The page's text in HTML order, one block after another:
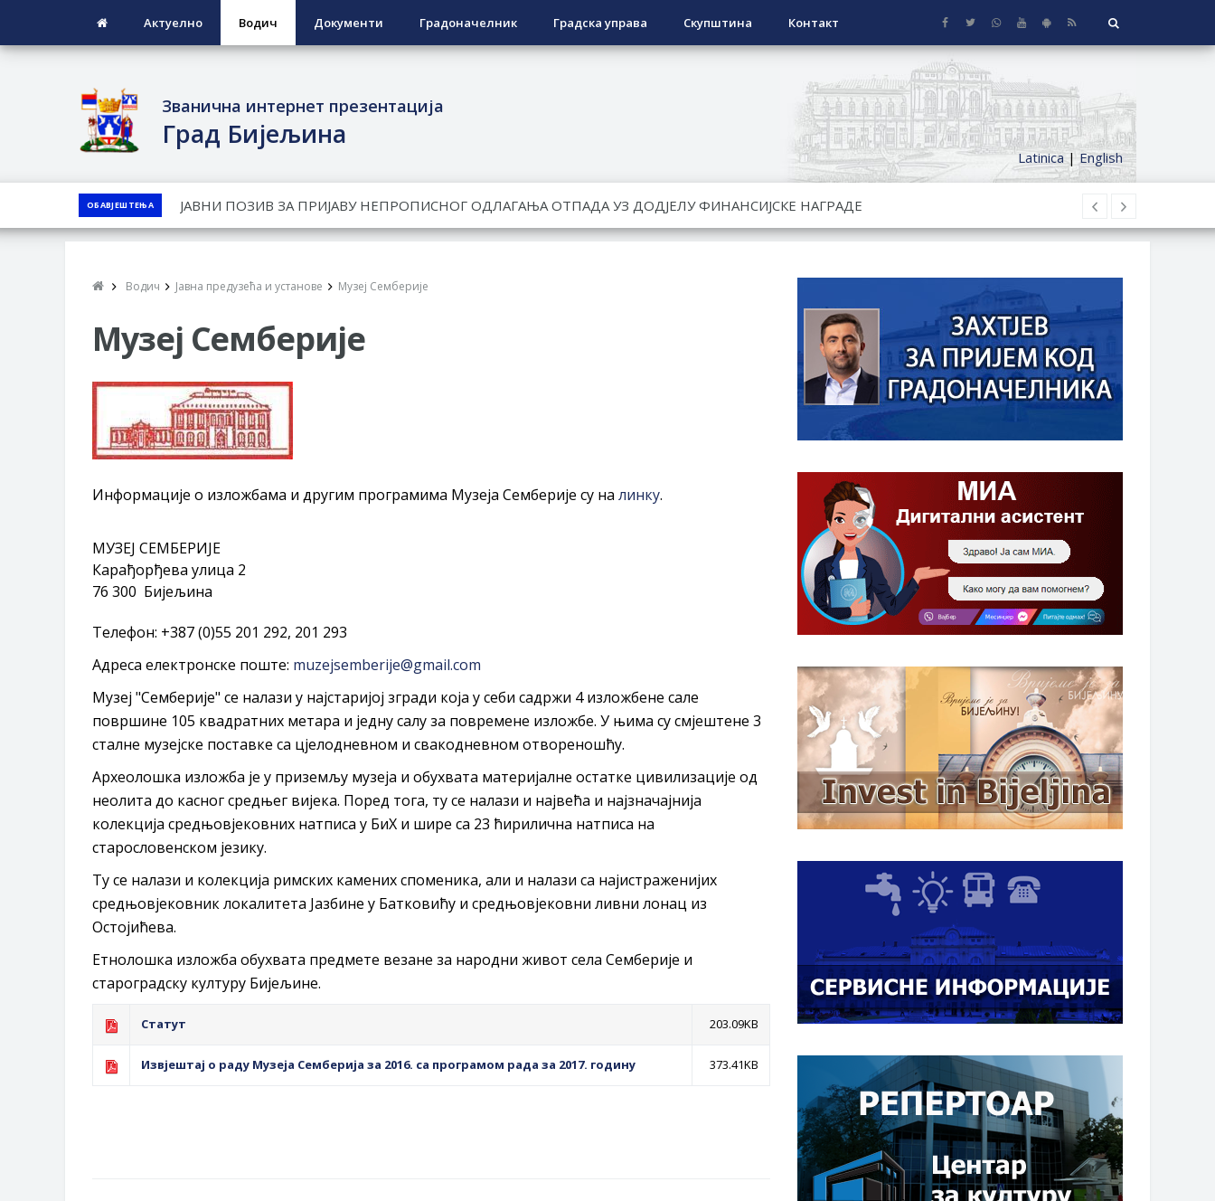
Актуелно Водич Документи Градоначелник Градска управа Скупштина Контакт
Latinica|English
Званична интернет презентација
Град Бијељина
ОБАВЈЕШТЕЊА
ЈАВНИ КОНКУРС ЗА ДОДЈЕЛУ БЕСПОВРАТНИХ СРЕДСТАВА ЗА СУФИНАНСИРАЊЕ КУПОВИНЕ СЕОСКЕ КУЋЕ СА ОКУЋНИЦОМ НА
ТЕРИТОРИЈИ ГРАДА БИЈЕЉИНА ЗА 2026. ГОДИНУ
ПРЕЛИМИНАРНA РАНГ ЛИСТA КАНДИДАТА КОЈИ СУ ОСТВАРИЛИ ПРАВО НА ГРАДСКИ МЈЕСЕЧНИ БОРАЧКИ ДОДАТАК ЗА
ДЕМОБИЛИСАНЕ БОРЦЕ ВОЈСКЕ РЕПУБЛИКЕ СРПСКЕ У СТАЊУ
СОЦИЈАЛНЕ ПОТРЕБЕ
ЈАВНИ ПОЗИВ ЗА НАЈЉЕПШЕ УРЕЂЕНО ДВОРИШТЕ ИНДИВИДУАЛНИХ ДОМАЋИНСТАВА, ДВОРИШТЕ ЗАЈЕДНИЦА ЕТАЖНИХ
ВЛАСНИКА И ЈАВНИ ПРОСТОР У МЈЕСНИМ ЗАЈЕДНИЦАМА НА ТЕРИТОРИЈИ ГРАДА БИЈЕЉИНА
Обавјештење за предузетника - Гојко Богуновић
Oд 27. јула пријем захтјева за новчану помоћ за набавку школског прибора основцима
Обрасци захтјева за регресирано гориво доступни од 13. марта до 15. новембра
Захтјев за издавање ПОНОСНЕ КАРТИЦЕ
ЈАВНИ ПОЗИВ ЗА ПРИЈАВУ НЕПРОПИСНОГ ОДЛАГАЊА ОТПАДА УЗ ДОДЈЕЛУ ФИНАНСИЈСКЕ НАГРАДЕ
Водич Јавна предузећа и установе Музеј Семберије
Музеј Семберије
Информације о изложбама и другим програмима Музеја Семберије су на линку.
МУЗЕЈ СЕМБЕРИЈЕ
Карађорђева улица 2
76 300 Бијељина
Телефон: +387 (0)55 201 292, 201 293
Адреса електронске поште: muzejsemberije@gmail.com
Музеј "Семберије" се налази у најстаријој згради која у себи садржи 4 изложбене сале
површине 105 квадратних метара и једну салу за повремене изложбе. У њима су смјештене 3
сталне музејске поставке са цјелодневном и свакодневном отвореношћу.
Археолошка изложба је у приземљу музеја и обухвата материјалне остатке цивилизације од
неолита до касног средњег вијека. Поред тога, ту се налази и највећа и најзначајнија
колекција средњовјековних натписа у БиХ и шире са 23 ћирилична натписа на
старословенском језику.
Ту се налази и колекција римских камених споменика, али и налази са најистраженијих
средњовјековник локалитета Јазбине у Батковићу и средњовјековни ливни лонац из
Остојићева.
Етнолошка изложба обухвата предмете везане за народни живот села Семберије и
староградску културу Бијељине.
Статут 203.09KB
Извјештај о раду Музеја Семберија за 2016. са програмом рада за 2017. годину 373.41KB